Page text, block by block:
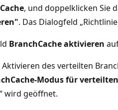
, und doppelklicken Sie
. Das Dialogfeld
BranchCache aktivieren
des verteilten
Modus für
wird geöffnet.